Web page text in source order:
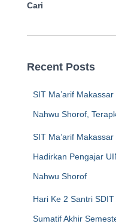
Cari
Recent Posts
SIT Ma’arif
Nahwu Shorof,
SIT Ma’arif
Hadirkan Pengajar
Nahwu Shorof
Hari Ke 2 Santri
Sumatif Akhir